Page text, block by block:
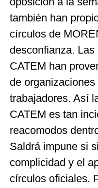
también han
círculos de
desconfianza.
CATEM han
de
trabajadores. Así
CATEM es tan
reacomodos
Saldrá impune si
complicidad y el
círculos oficiales.